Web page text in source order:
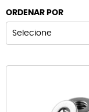
ORDENAR POR
Selecione